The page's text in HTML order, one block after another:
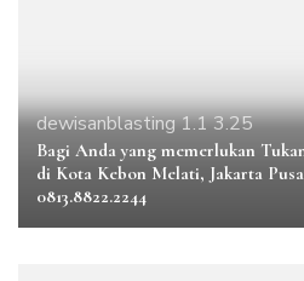
dewisanblasting 1.1 3.25
Bagi Anda yang memerlukan
di Kota Kebon Melati, Jakarta
0813.8822.2244